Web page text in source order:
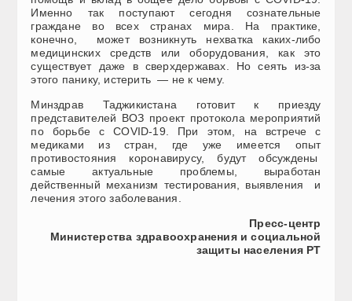
Именно так поступают сегодня сознательные
граждане во всех странах мира. На практике,
конечно, может возникнуть нехватка каких-либо
медицинских средств или оборудования, как это
существует даже в сверхдержавах. Но сеять из-за
этого панику, истерить — не к чему.
Минздрав Таджикистана готовит к приезду
представителей ВОЗ проект протокола мероприятий
по борьбе с COVID-19. При этом, на встрече с
медиками из стран, где уже имеется опыт
противостояния коронавирусу, будут обсуждены
самые актуальные проблемы, выработан
действенный механизм тестирования, выявления и
лечения этого заболевания.
Пресс-центр
Министерства здравоохранения и социальной
защиты населения РТ